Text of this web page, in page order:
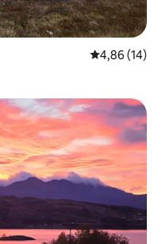
Vidutinis
4,86 (14)